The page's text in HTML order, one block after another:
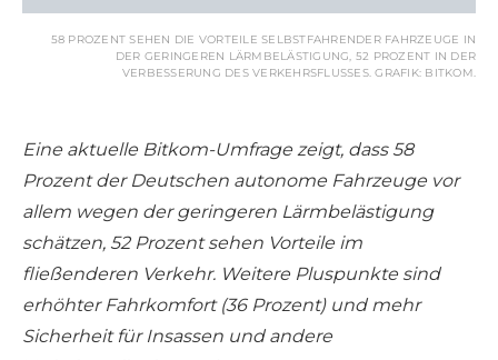
58 PROZENT SEHEN DIE VORTEILE SELBSTFAHRENDER FAHRZEUGE IN
DER GERINGEREN LÄRMBELÄSTIGUNG, 52 PROZENT IN DER
VERBESSERUNG DES VERKEHRSFLUSSES. GRAFIK: BITKOM.
Eine aktuelle Bitkom-Umfrage zeigt, dass 58
Prozent der Deutschen autonome Fahrzeuge vor
allem wegen der geringeren Lärmbelästigung
schätzen, 52 Prozent sehen Vorteile im
fließenderen Verkehr. Weitere Pluspunkte sind
erhöhter Fahrkomfort (36 Prozent) und mehr
Sicherheit für Insassen und andere